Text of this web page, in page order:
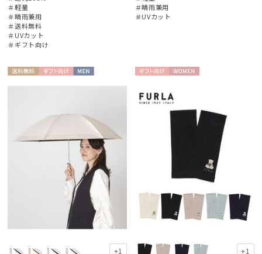
＃軽量
＃晴雨兼用
＃送料無料
＃UVカット
＃ギフト向け
＃晴雨兼用
＃UVカット
+1
向け
N
+1